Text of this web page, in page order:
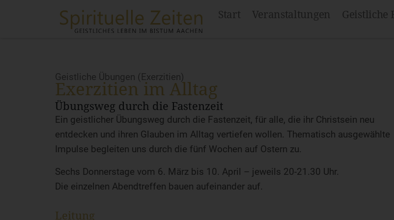
Start Veranstaltungen Geistliche
Geistliche Übungen (Exerzitien)
Exerzitien im Alltag
Übungsweg durch die Fastenzeit
Ein geistlicher Übungsweg durch die Fastenzeit, für alle, die ihr Christsein neu
entdecken und ihren Glauben im Alltag vertiefen wollen. Thematisch ausgewählte
Impulse begleiten uns durch die fünf Wochen auf Ostern zu.
Sechs Donnerstage vom 6. März bis 10. April – jeweils 20-21.30 Uhr.
Die einzelnen Abendtreffen bauen aufeinander auf.
Leitung